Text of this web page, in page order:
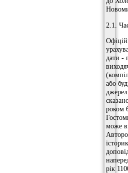
2.1.
дати -
або
роком
може
рік